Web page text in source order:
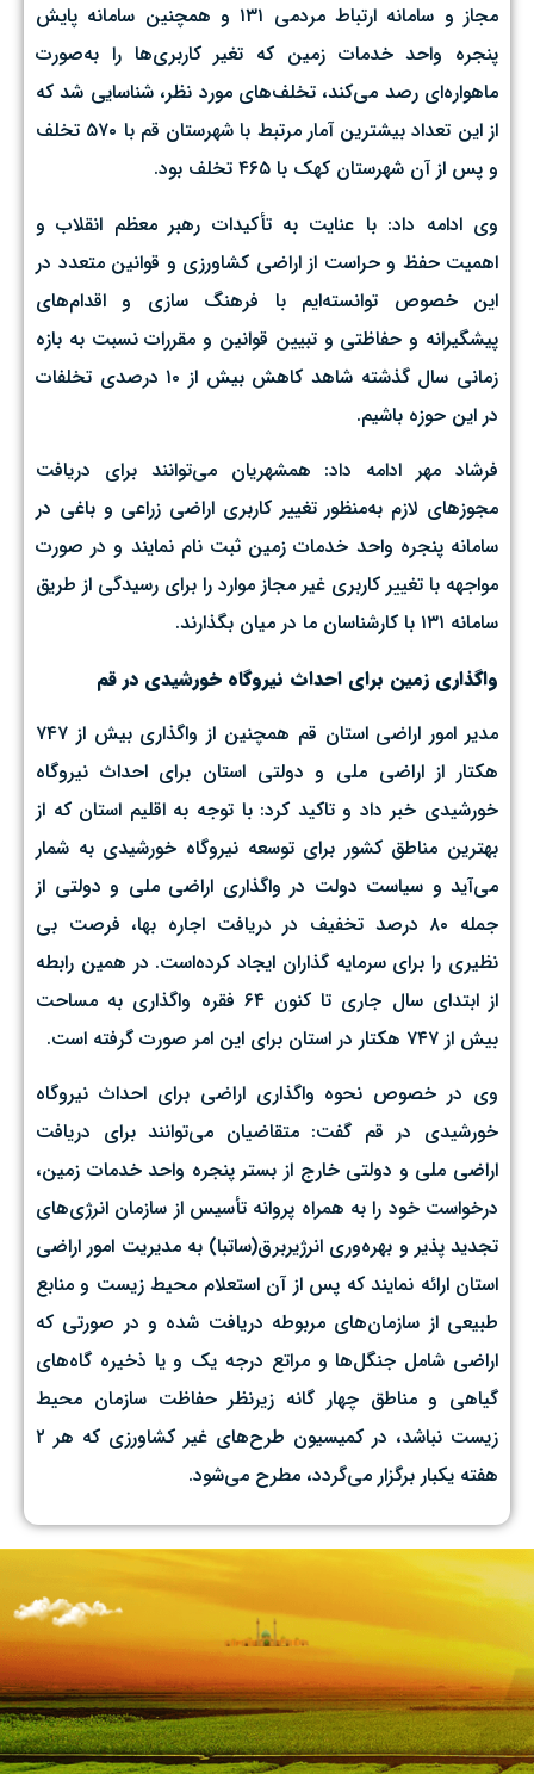
مجاز و سامانه ارتباط مردمی ۱۳۱ و همچنین سامانه پایش
پنجره واحد خدمات زمین که تغیر کاربری‌ها را به‌صورت
ماهواره‌ای رصد می‌کند، تخلف‌های مورد نظر، شناسایی شد که
از این تعداد بیشترین آمار مرتبط با شهرستان قم با ۵۷۰ تخلف
و پس از آن شهرستان کهک با ۴۶۵ تخلف بود.
وی ادامه داد: با عنایت به تأکیدات رهبر معظم انقلاب و
اهمیت حفظ و حراست از اراضی کشاورزی و قوانین متعدد در
این خصوص توانسته‌ایم با فرهنگ سازی و اقدام‌های
پیشگیرانه و حفاظتی و تبیین قوانین و مقررات نسبت به بازه
زمانی سال گذشته شاهد کاهش بیش از ۱۰ درصدی تخلفات
در این حوزه باشیم.
فرشاد مهر ادامه داد: همشهریان می‌توانند برای دریافت
مجوزهای لازم به‌منظور تغییر کاربری اراضی زراعی و باغی در
سامانه پنجره واحد خدمات زمین ثبت نام نمایند و در صورت
مواجهه با تغییر کاربری غیر مجاز موارد را برای رسیدگی از طریق
سامانه ۱۳۱ با کارشناسان ما در میان بگذارند.
واگذاری زمین برای احداث نیروگاه خورشیدی در قم
مدیر امور اراضی استان قم همچنین از واگذاری بیش از ۷۴۷
هکتار از اراضی ملی و دولتی استان برای احداث نیروگاه
خورشیدی خبر داد و تاکید کرد: با توجه به اقلیم استان که از
بهترین مناطق کشور برای توسعه نیروگاه خورشیدی به شمار
می‌آید و سیاست دولت در واگذاری اراضی ملی و دولتی از
جمله ۸۰ درصد تخفیف در دریافت اجاره بها، فرصت بی
نظیری را برای سرمایه گذاران ایجاد کرده‌است. در همین رابطه
از ابتدای سال جاری تا کنون ۶۴ فقره واگذاری به مساحت
بیش از ۷۴۷ هکتار در استان برای این امر صورت گرفته است.
وی در خصوص نحوه واگذاری اراضی برای احداث نیروگاه
خورشیدی در قم گفت: متقاضیان می‌توانند برای دریافت
اراضی ملی و دولتی خارج از بستر پنجره واحد خدمات زمین،
درخواست خود را به همراه پروانه تأسیس از سازمان انرژی‌های
تجدید پذیر و بهره‌وری انرژیربرق(ساتبا) به مدیریت امور اراضی
استان ارائه نمایند که پس از آن استعلام محیط زیست و منابع
طبیعی از سازمان‌های مربوطه دریافت شده و در صورتی که
اراضی شامل جنگل‌ها و مراتع درجه یک و یا ذخیره گاه‌های
گیاهی و مناطق چهار گانه زیرنظر حفاظت سازمان محیط
زیست نباشد، در کمیسیون طرح‌های غیر کشاورزی که هر ۲
هفته یکبار برگزار می‌گردد، مطرح می‌شود.